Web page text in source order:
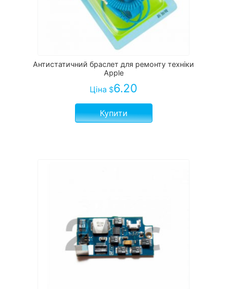
Антистатичний браслет для ремонту техніки
Apple
Ціна $6.20
Купити